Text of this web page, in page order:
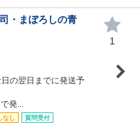
・まぼろしの青
の翌日までに発送予
発...
なし 質問受付
1